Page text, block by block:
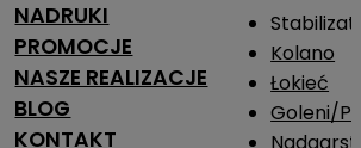
NADRUKI
PROMOCJE
NASZE REALIZACJE
BLOG
KONTAKT
Kolano
Łokieć
Goleni/